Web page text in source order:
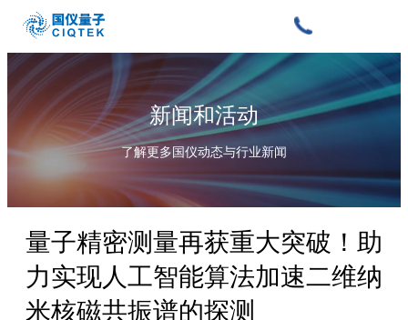
新闻和活动
了解更多国仪动态与行业新闻
量子精密测量再获重大突破！助
力实现人工智能算法加速二维纳
米核磁共振谱的探测